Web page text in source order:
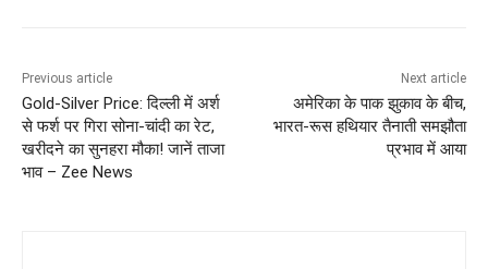
Previous article
Gold-Silver Price: दिल्ली में अर्श
से फर्श पर गिरा सोना-चांदी का रेट,
खरीदने का सुनहरा मौका! जानें ताजा
भाव – Zee News
Next article
अमेरिका के पाक झुकाव के बीच,
भारत-रूस हथियार तैनाती समझौता
प्रभाव में आया